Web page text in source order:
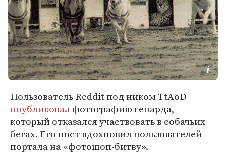
Пользователь Reddit под ником TtAoD
опубликовалфотографию гепарда,
который отказался участвовать в собачьих
бегах. Его пост вдохновил пользователей
портала на «фотошоп-битву».